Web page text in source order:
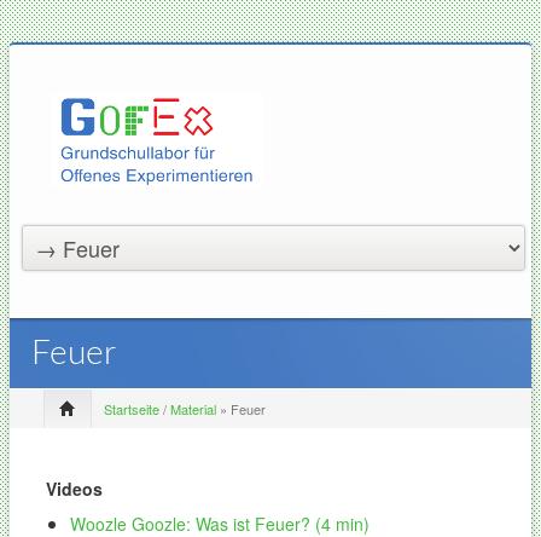
Feuer
Startseite/Material » Feuer
Videos
Woozle Goozle: Was ist Feuer? (4 min)